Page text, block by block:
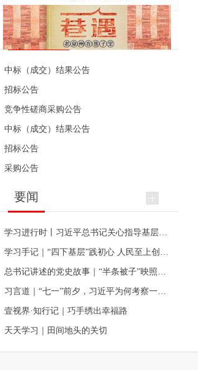
便民资讯
中标（成交）结果公告
招标公告
竞争性磋商采购公告
中标（成交）结果公告
招标公告
采购公告
要闻
壹视界·知行记｜巧手绣出幸福路
天天学习｜田间地头的关切